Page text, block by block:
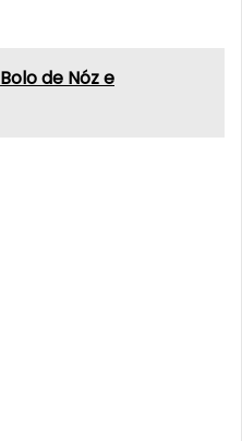
Bolo de Nóz e